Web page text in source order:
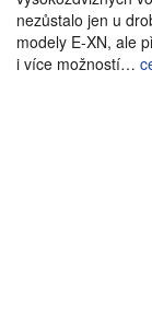
nezůstalo jen u
modely E-XN, ale
i více možností…